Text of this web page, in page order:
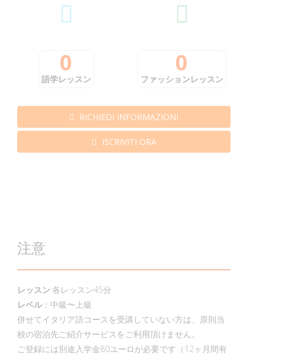
0
語学レッスン
0
ファッションレッスン
RICHIEDI INFORMAZIONI
ISCRIVITI ORA
注意
レッスン:各レッスン45分
レベル：中級〜上級
併せてイタリア語コースを受講していない方は、原則当
校の宿泊先ご紹介サービスをご利用頂けません。
ご登録には別途入学金80ユーロが必要です（12ヶ月間有